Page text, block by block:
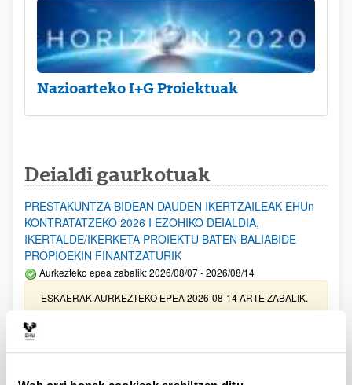
Nazioarteko I+G Proiektuak
Deialdi gaurkotuak
PRESTAKUNTZA BIDEAN DAUDEN IKERTZAILEAK EHUn
KONTRATATZEKO 2026 I EZOHIKO DEIALDIA,
IKERTALDE/IKERKETA PROIEKTU BATEN BALIABIDE
PROPIOEKIN FINANTZATURIK
Aurkezteko epea zabalik: 2026/08/07 - 2026/08/14
ESKAERAK AURKEZTEKO EPEA 2026-08-14 ARTE ZABALIK.
UPV/EHUn Azpiegitura Zientifikoa eta Funts Bibliografikoak
erosi eta berritzeko laguntzak 2026